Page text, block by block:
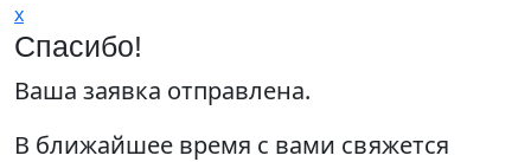
x
Спасибо!
Ваша заявка отправлена.
В ближайшее время с вами свяжется